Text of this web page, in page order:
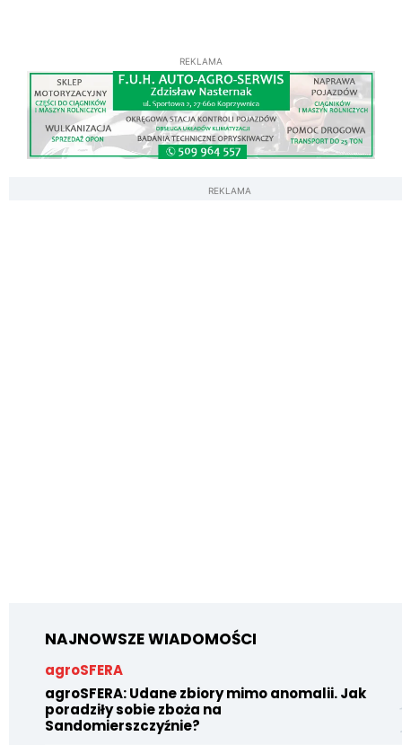
REKLAMA
REKLAMA
NAJNOWSZE WIADOMOŚCI
agroSFERA
agroSFERA: Udane zbiory mimo anomalii. Jak
poradziły sobie zboża na
Sandomierszczyźnie?